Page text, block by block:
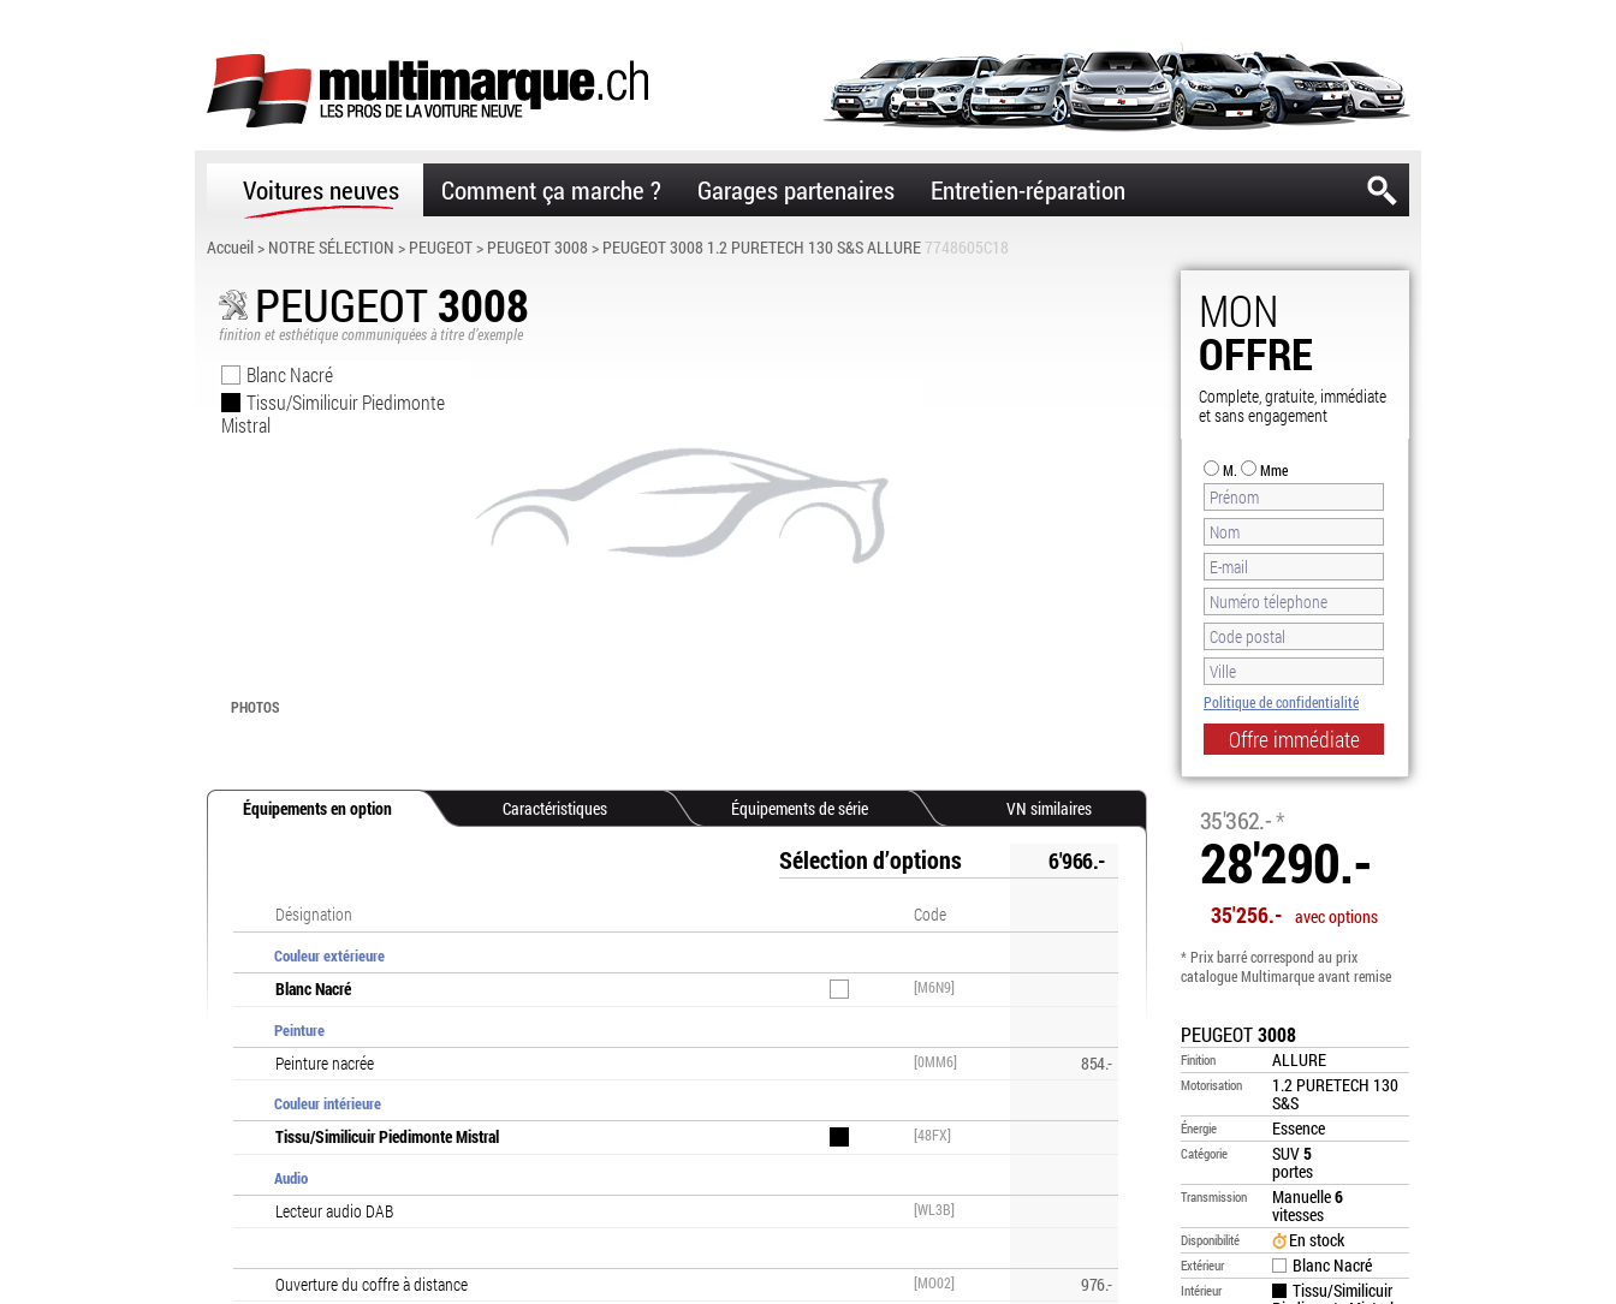
Voitures neuves Comment ça marche ? Garages partenaires Entretien-réparation
Accueil> NOTRE SÉLECTION > PEUGEOT> PEUGEOT 3008 > PEUGEOT 3008 1.2 PURETECH 130 S&S ALLURE 7748605C18
PEUGEOT3008
finition et esthétique communiquées à titre d’exemple
PHOTOS
Blanc Nacré
Tissu/Similicuir Piedimonte
Mistral
MON
OFFRE
Complete, gratuite, immédiate
et sans engagement
M. Mme
Politique de confidentialité
Équipements en option Caractéristiques Équipements de série VN similaires
Sélection d’options 6'966.-
Désignation Code
Couleur extérieure
Blanc Nacré [M6N9]
Peinture
Peinture nacrée [0MM6] 854.-
Couleur intérieure
Tissu/Similicuir Piedimonte Mistral [48FX]
Audio
Lecteur audio DAB [WL3B]
Ouverture du coffre à distance [MO02]
976.-
35'362.-*
28'290.-
35'256.- avec options
* Prix barré correspond au prix
catalogue Multimarque avant remise
PEUGEOT3008
Finition ALLURE
Motorisation 1.2 PURETECH 130
S&S
Énergie Essence
Catégorie SUV5
portes
Transmission Manuelle6
vitesses
Disponibilité En stock
Extérieur Blanc Nacré
Intérieur Tissu/Similicuir